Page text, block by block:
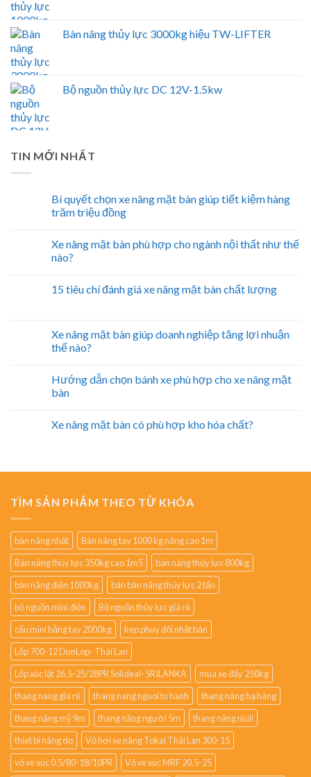
Bàn nâng thủy lực 3000kg hiệu TW-LIFTER
Bộ nguồn thủy lực DC 12V-1.5kw
TIN MỚI NHẤT
Bí quyết chọn xe nâng mặt bàn giúp tiết kiệm hàng
trăm triệu đồng
Xe nâng mặt bàn phù hợp cho ngành nội thất như thế
nào?
15 tiêu chí đánh giá xe nâng mặt bàn chất lượng
Xe nâng mặt bàn giúp doanh nghiệp tăng lợi nhuận
thế nào?
Hướng dẫn chọn bánh xe phù hợp cho xe nâng mặt
bàn
Xe nâng mặt bàn có phù hợp kho hóa chất?
TÌM SẢN PHẨM THEO TỪ KHÓA
bàn nâng nhật
Bàn nâng tay 1000 kg nâng cao 1m
Bàn nâng thủy lực 350kg cao 1m5
bàn nâng thủy lực 800kg
bàn nâng điện 1000kg
bán bàn nâng thủy lực 2 tấn
bộ nguồn mini điện
Bộ nguồn thủy lực giá rẻ
cẩu mini bằng tay 2000kg
kẹp phuy đôi nhật bản
Lốp 700-12 DunLop- Thái Lan
Lốp xúc lật 26.5-25/28PR Solideal- SRILANKA
mua xe đẩy 250kg
thang nang gia rẻ
thang nang nguoi tu hanh
thang nâng hạ hàng
thang nâng mỹ 9m
thang nâng người 5m
thang nâng niuli
thiet bi nâng do
Vỏ hơi xe nâng Tokai Thái Lan 300-15
vỏ xe xúc 0.5/80-18/10PR
Vỏ xe xúc MRF 20.5-25